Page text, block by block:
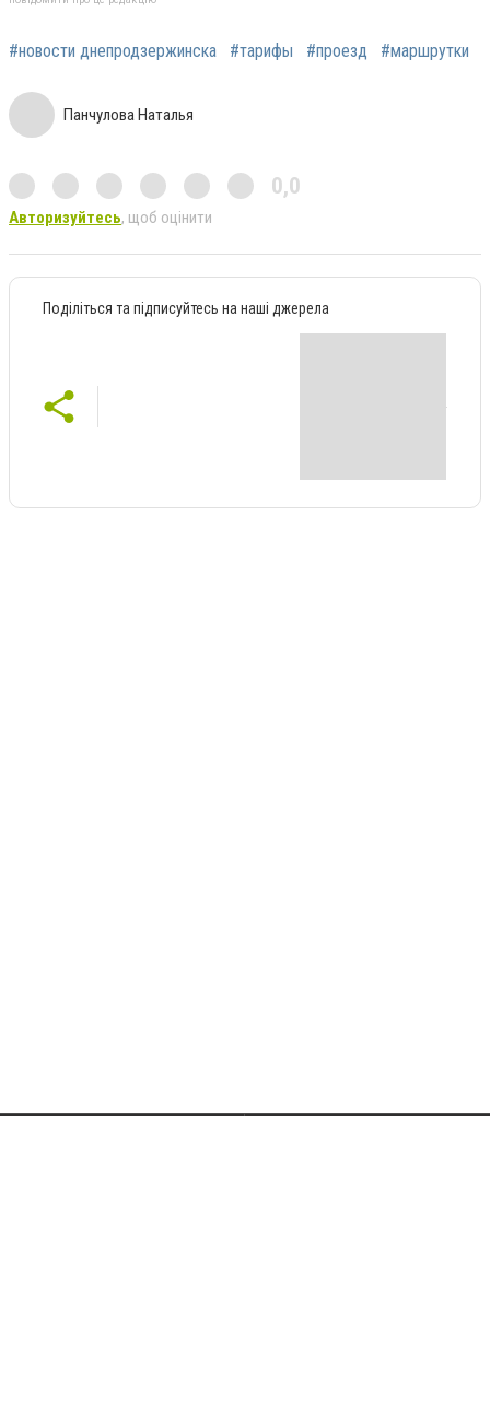
#новости днепродзержинска #тарифы #проезд #маршрутки
Панчулова Наталья
0,0
Авторизуйтесь, щоб оцінити
Поділіться та підписуйтесь на наші джерела